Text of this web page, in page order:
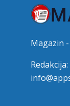
Magazin
Redakcija: